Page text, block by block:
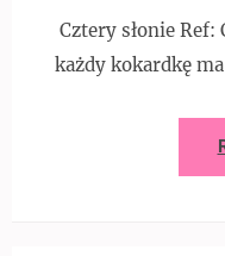
Cztery słonie Ref:
każdy kokardkę